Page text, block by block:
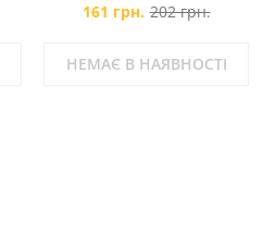
161 грн. 202 грн.
НЕМАЄ В НАЯВНОСТІ